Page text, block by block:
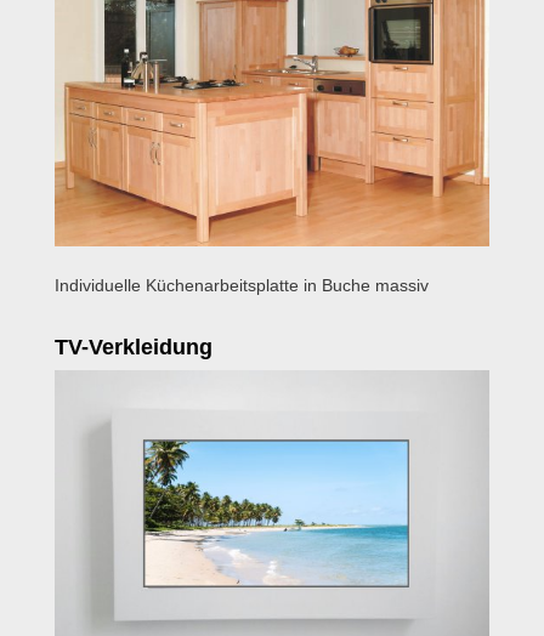
Individuelle Küchenarbeitsplatte in Buche massiv
TV-Verkleidung